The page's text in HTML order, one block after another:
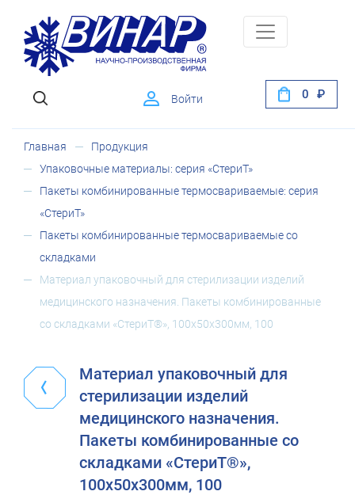
Войти 0
Главная
Продукция
Упаковочные материалы: серия «СтериТ»
Пакеты комбинированные термосвариваемые: серия
«СтериТ»
Пакеты комбинированные термосвариваемые со
складками
Материал упаковочный для стерилизации изделий
медицинского назначения. Пакеты комбинированные
со складками «СтериТ®», 100х50х300мм, 100
Материал упаковочный для
стерилизации изделий
медицинского назначения.
Пакеты комбинированные со
складками «СтериТ®»,
100х50х300мм, 100